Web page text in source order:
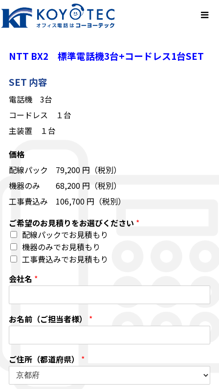
NTT BX2 標準電話機3台+コードレス1台SET
SET 内容
電話機 3台
コードレス １台
主装置 １台
価格
配線パック 79,200 円（税別）
機器のみ 68,200 円（税別）
工事費込み 106,700 円（税別）
ご希望のお見積りをお選びください *
配線パックでお見積もり
機器のみでお見積もり
工事費込みでお見積もり
会社名 *
お名前（ご担当者様） *
ご住所（都道府県） *